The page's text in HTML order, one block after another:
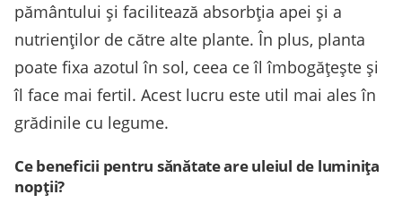
pământului și facilitează absorbția apei și a
nutrienților de către alte plante. În plus, planta
poate fixa azotul în sol, ceea ce îl îmbogățește și
îl face mai fertil. Acest lucru este util mai ales în
grădinile cu legume.
Ce beneficii pentru sănătate are uleiul de luminița
nopții?